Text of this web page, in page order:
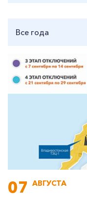
Все года
07 АВГУСТА